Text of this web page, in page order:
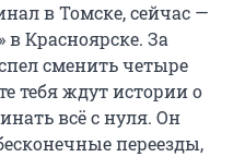
в Томске, сейчас —
в Красноярске. За
сменить четыре
тебя ждут истории о
всё с нуля. Он
переезды,